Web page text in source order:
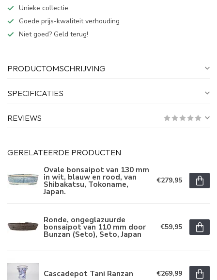
Unieke collectie
Goede prijs-kwaliteit verhouding
Niet goed? Geld terug!
PRODUCTOMSCHRIJVING
SPECIFICATIES
REVIEWS
GERELATEERDE PRODUCTEN
Ovale bonsaipot van 130 mm
in wit, blauw en rood, van
Shibakatsu, Tokoname,
Japan.
€279,95
Ronde, ongeglazuurde
bonsaipot van 110 mm door
Bunzan (Seto), Seto, Japan
€59,95
Cascadepot Tani Ranzan €269,99